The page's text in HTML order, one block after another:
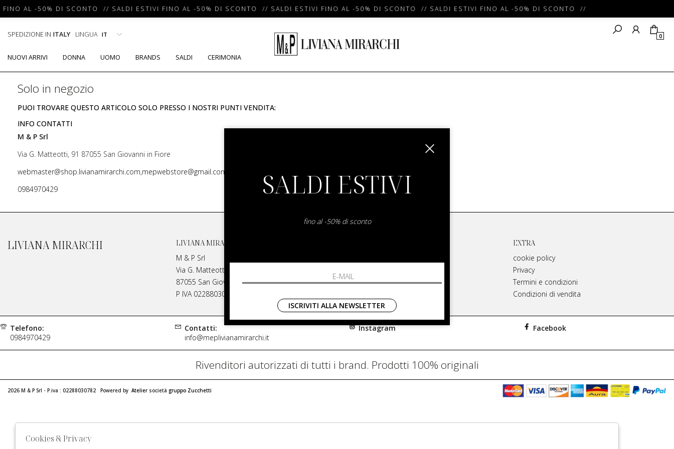
FINO AL -50% DI SCONTO // SALDI ESTIVI FINO AL -50% DI SCONTO // SALDI ESTIVI FINO AL -50% DI SCONTO // SALDI ESTIVI FINO AL -50% DI SCONTO //
SPEDIZIONE IN ITALY LINGUA 0
NUOVI ARRIVI DONNA UOMO BRANDS SALDI CERIMONIA
Solo in negozio
PUOI TROVARE QUESTO ARTICOLO SOLO PRESSO I NOSTRI PUNTI VENDITA:
INFO CONTATTI
M & P Srl
Via G. Matteotti, 91 87055 San Giovanni in Fiore
webmaster@shop.livianamirarchi.com,mepwebstore@gmail.com
0984970429
LIVIANA MIRARCHI
LIVIANA MIRARCHI
M & P Srl
Via G. Matteotti, 91
87055 San Giovanni in Fiore Italia
P IVA 02288030782
Contatti
Spedizione
EXTRA
cookie policy
Privacy
Termini e condizioni
Condizioni di vendita
Telefono:
0984970429
Contatti:
info@meplivianamirarchi.it
Instagram Facebook
Rivenditori autorizzati di tutti i brand. Prodotti 100% originali
2026 M & P Srl - P.iva : 02288030782 Powered by Atelier società gruppo Zucchetti
SALDI ESTIVI
fino al -50% di sconto
ISCRIVITI ALLA NEWSLETTER
Cookies & Privacy